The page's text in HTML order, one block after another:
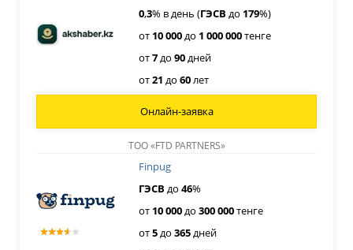
0,3% в день (ГЭСВ до 179%)
от 10000до 1 000000тенге
от7до 90дней
от21 до 60лет
ТОО «FTD PARTNERS»
Онлайн-заявка
Finpug
ГЭСВ до 46%
от 10000до 300000тенге
от5до 365дней